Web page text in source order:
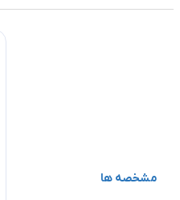
مشخصه ها